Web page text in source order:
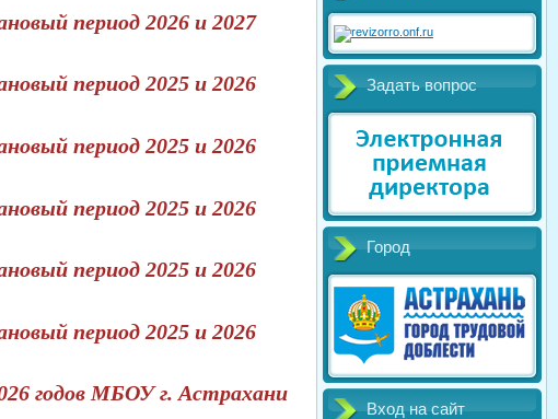
период 2026 и 2027
период 2025 и 2026
период 2025 и 2026
период 2025 и 2026
период 2025 и 2026
период 2025 и 2026
годов МБОУ г. Астрахани
Задать вопрос
Город
Вход на сайт